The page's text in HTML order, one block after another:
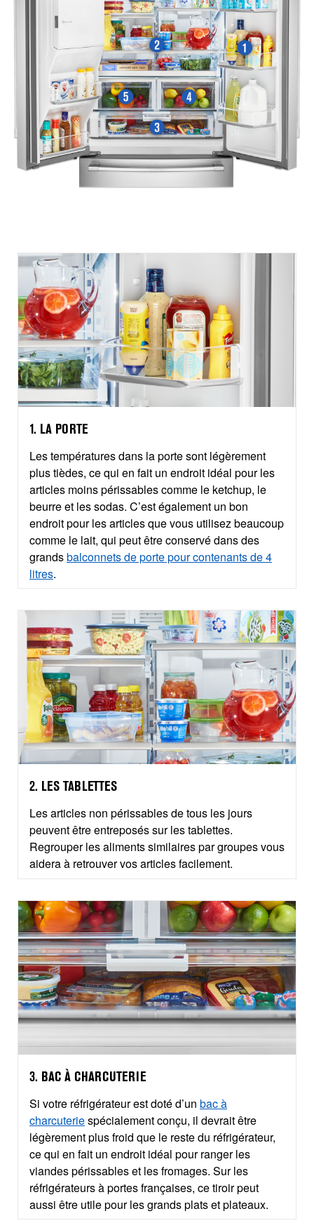
1. LA PORTE
Les températures dans la porte sont légèrement
plus tièdes, ce qui en fait un endroit idéal pour les
articles moins périssables comme le ketchup, le
beurre et les sodas. C’est également un bon
endroit pour les articles que vous utilisez beaucoup
comme le lait, qui peut être conservé dans des
grandsbalconnets de porte pour contenants de 4
litres.
2. LES TABLETTES
Les articles non périssables de tous les jours
peuvent être entreposés sur les tablettes.
Regrouper les aliments similaires par groupes vous
aidera à retrouver vos articles facilement.
3. BAC À CHARCUTERIE
Si votre réfrigérateur est doté d’un bac à
charcuteriespécialement conçu, il devrait être
légèrement plus froid que le reste du réfrigérateur,
ce qui en fait un endroit idéal pour ranger les
viandes périssables et les fromages. Sur les
réfrigérateurs à portes françaises, ce tiroir peut
aussi être utile pour les grands plats et plateaux.